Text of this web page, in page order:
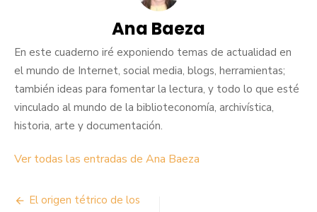
Ana Baeza
En este cuaderno iré exponiendo temas de actualidad en
el mundo de Internet, social media, blogs, herramientas;
también ideas para fomentar la lectura, y todo lo que esté
vinculado al mundo de la biblioteconomía, archivística,
historia, arte y documentación.
Ver todas las entradas de Ana Baeza
Navegación
El origen tétrico de los